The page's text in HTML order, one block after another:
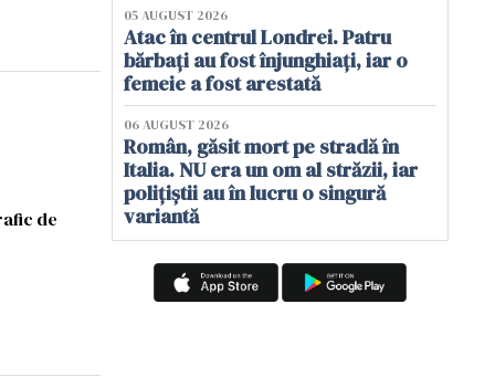
de
05 AUGUST 2026
Atac în centrul Londrei. Patru
bărbați au fost înjunghiați, iar o
femeie a fost arestată
06 AUGUST 2026
Român, găsit mort pe stradă în
Italia. NU era un om al străzii, iar
polițiștii au în lucru o singură
variantă